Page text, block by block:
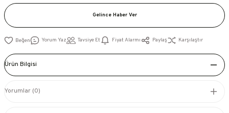
Gelince Haber Ver
Yorum Yaz Tavsiye Et Fiyat Alarmı Paylaş Karşılaştır
Ürün Bilgisi
Yorumlar (0)